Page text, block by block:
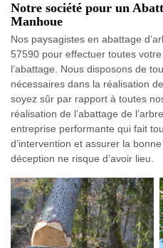
Notre société pour un
Manhoue
Nos paysagistes en abattage
57590 pour effectuer toutes
l’abattage. Nous disposons de
nécessaires dans la réalisation
soyez sûr par rapport à toutes
réalisation de l’abattage de
entreprise performante qui fait
d’intervention et assurer la
déception ne risque d’avoir lieu.